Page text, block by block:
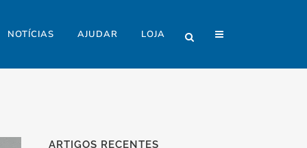
NOTÍCIAS AJUDAR LOJA
ARTIGOS RECENTES